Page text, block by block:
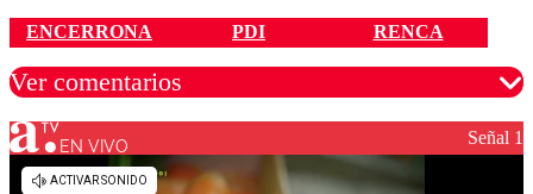
ENCERRONA PDI RENCA
Ver comentarios
Los comentarios son moderados para garantizar un
diálogo respetuoso.
EN VIVO Señal 1